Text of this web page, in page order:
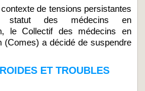
de tensions persistantes
statut des médecins en
le Collectif des médecins en
(Comes) a décidé de suspendre
ET TROUBLES